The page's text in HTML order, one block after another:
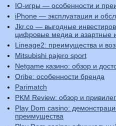
IO-игры — особенности и
iPhone — эксплуатация и
Jkr.co — выгодные
цифровые медиа и азартные
Lineage2: преимущества и
Mitsubishi pajero sport
Netgame казино: обзор и
Oribe: особенности бренда
Parimatch
PKM Review: обзор и
Play Dom casino:
преимущества